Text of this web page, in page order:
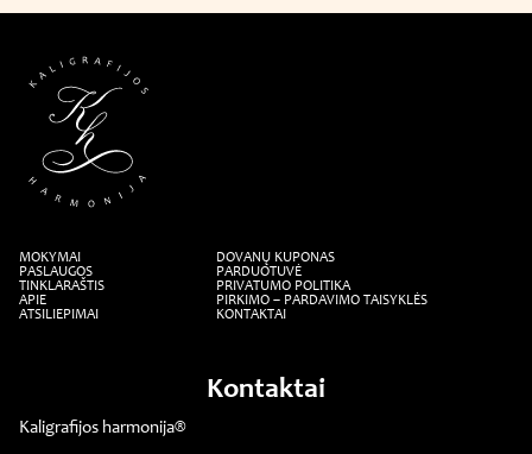
MOKYMAI
PASLAUGOS
TINKLARAŠTIS
APIE
ATSILIEPIMAI
DOVANŲ KUPONAS
PARDUOTUVĖ
PRIVATUMO POLITIKA
PIRKIMO – PARDAVIMO TAISYKLĖS
KONTAKTAI
Kontaktai
Kaligrafijos harmonija®